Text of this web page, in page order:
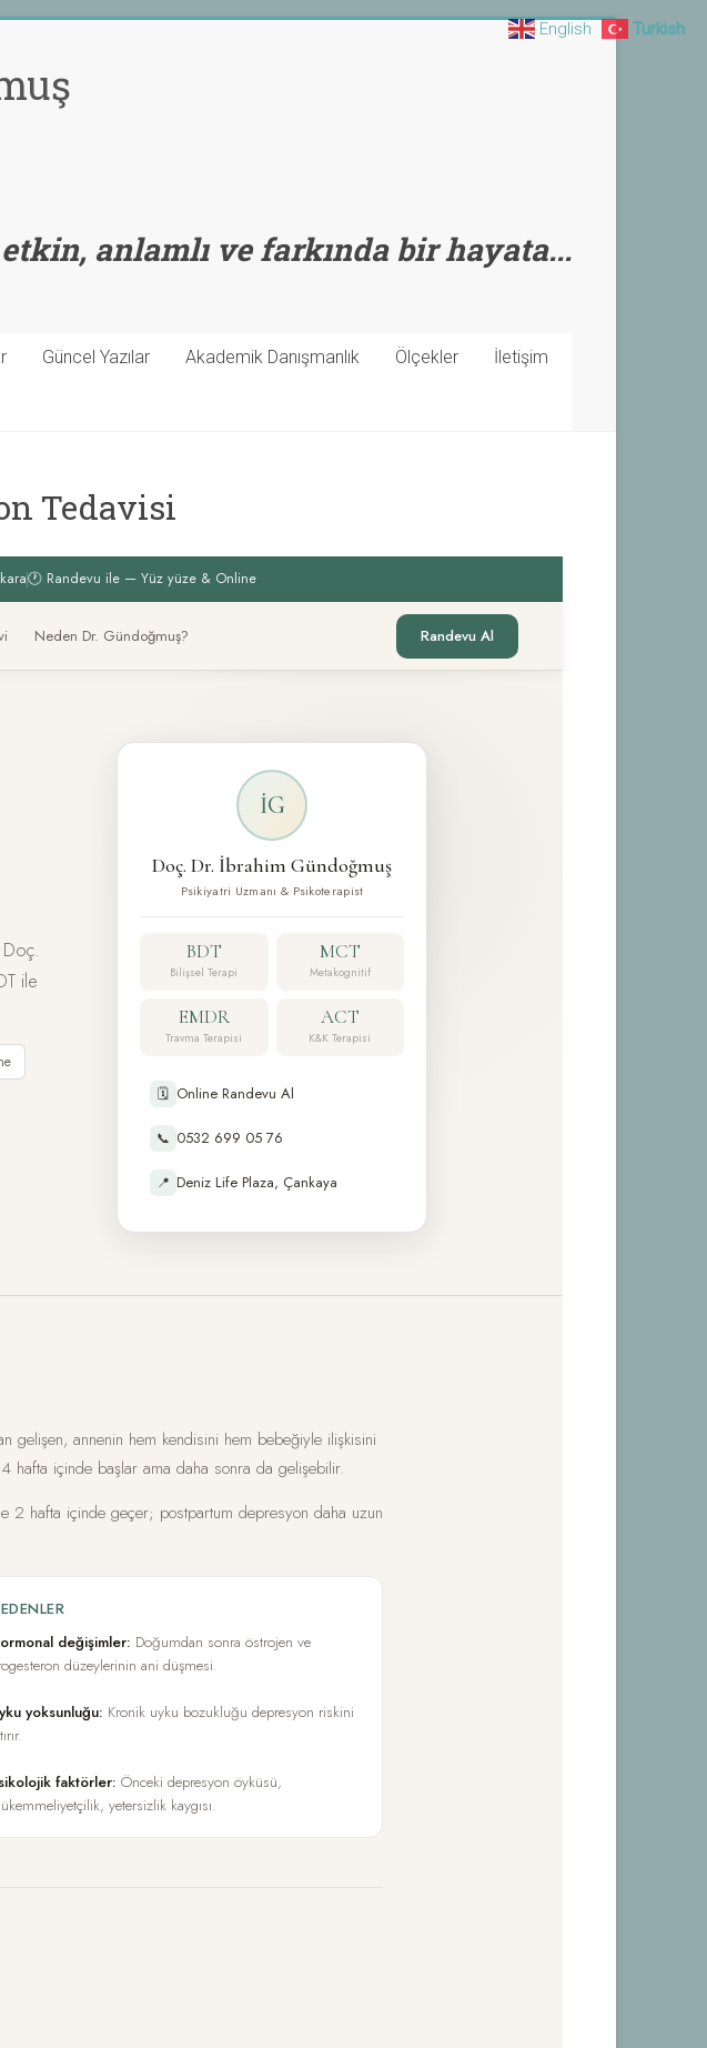
anlamlı ve farkında bir hayata...
Güncel Yazılar Akademik Danışmanlık Ölçekler İletişim
Tedavisi
English Turkish